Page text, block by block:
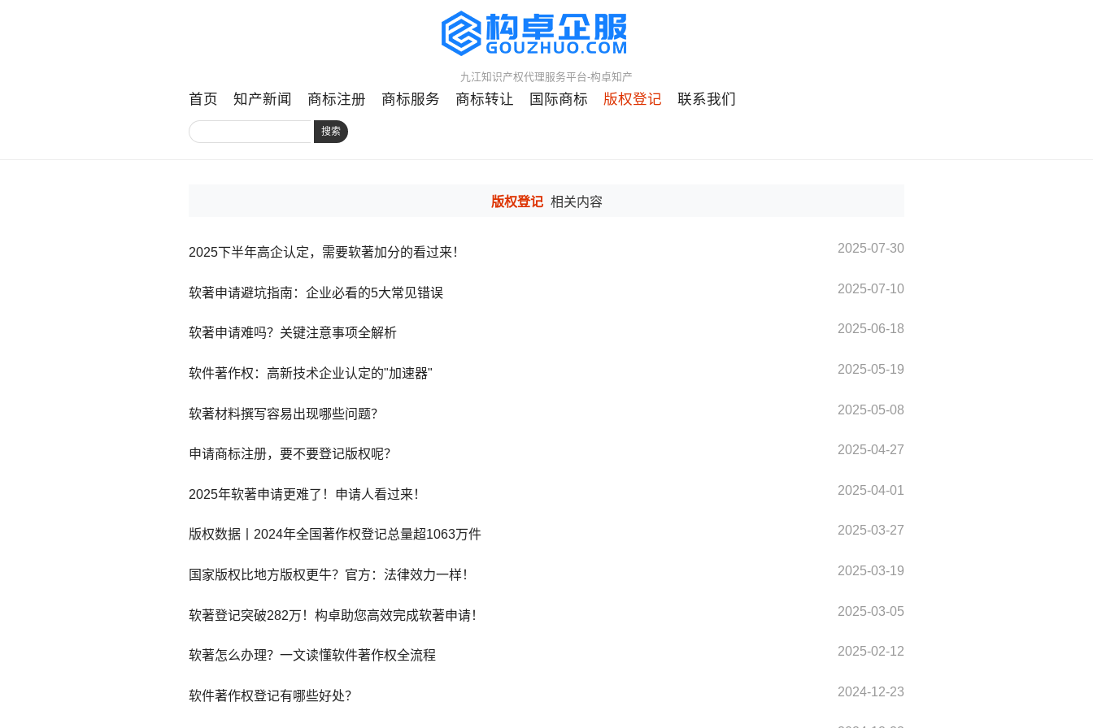
九江知识产权代理服务平台-构卓知产
首页 知产新闻 商标注册 商标服务 商标转让 国际商标 版权登记 联系我们
搜索
版权登记 相关内容
2025下半年高企认定，需要软著加分的看过来！ 2025-07-30
软著申请避坑指南：企业必看的5大常见错误 2025-07-10
软著申请难吗？关键注意事项全解析 2025-06-18
软件著作权：高新技术企业认定的"加速器" 2025-05-19
软著材料撰写容易出现哪些问题？ 2025-05-08
申请商标注册，要不要登记版权呢？ 2025-04-27
2025年软著申请更难了！申请人看过来！ 2025-04-01
版权数据丨2024年全国著作权登记总量超1063万件 2025-03-27
国家版权比地方版权更牛？官方：法律效力一样！ 2025-03-19
软著登记突破282万！构卓助您高效完成软著申请！ 2025-03-05
软著怎么办理？一文读懂软件著作权全流程 2025-02-12
软件著作权登记有哪些好处？ 2024-12-23